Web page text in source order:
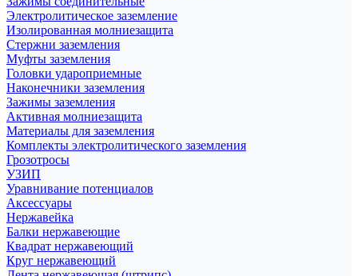
Электролитическое заземление
Изолированная молниезащита
Стержни заземления
Муфты заземления
Головки удароприемные
Наконечники заземления
Зажимы заземления
Активная молниезащита
Материалы для заземления
Комплекты электролитического заземления
Грозотросы
УЗИП
Уравнивание потенциалов
Аксессуары
Нержавейка
Балки нержавеющие
Квадрат нержавеющий
Круг нержавеющий